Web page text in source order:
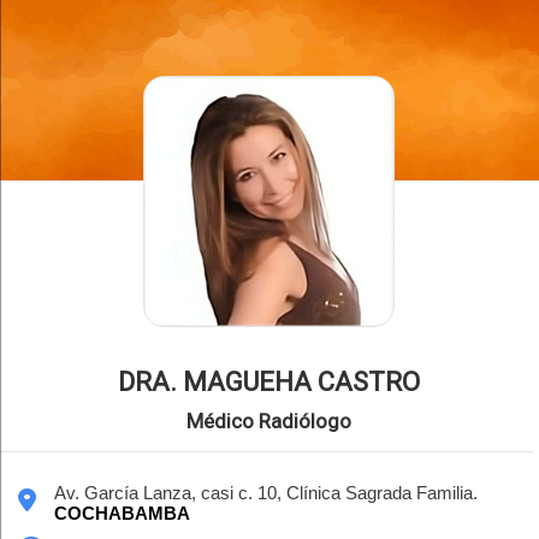
DRA. MAGUEHA CASTRO
Médico Radiólogo
Av. García Lanza, casi c. 10, Clínica Sagrada Familia.
COCHABAMBA